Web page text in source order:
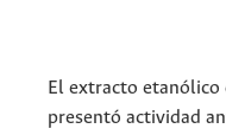
El extracto etanólico
presentó actividad